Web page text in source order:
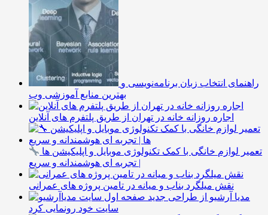
راهنمای انتخاب زبان برنامه‌نویسی و
بهترین منابع آموزشی وب
اجاره روزانه خانه در تهران از طریق پلتفرم های آنلاین
| تجربه ای هوشمندانه و سریع
نقش میلگرد بناب و میانه در تامین پروژه های عمرانی
مدیا آرشیو از طراحی جدید
سایت خود رونمایی کرد